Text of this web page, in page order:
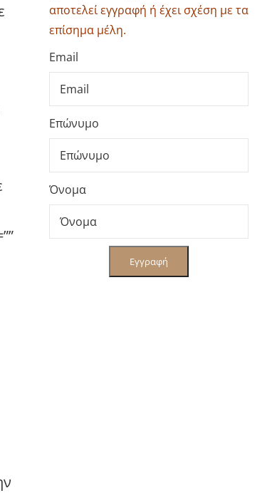
αποτελεί εγγραφή ή έχει σχέση με τα
επίσημα μέλη.
Email
Επώνυμο
Όνομα
Εγγραφή